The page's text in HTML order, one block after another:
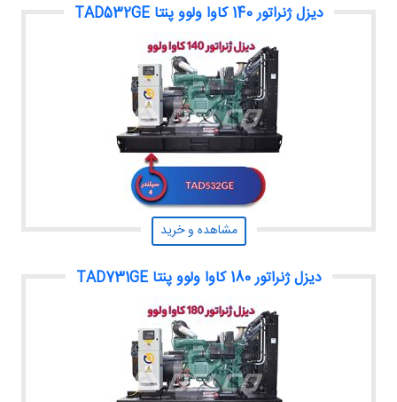
دیزل ژنراتور 140 کاوا ولوو پنتا TAD532GE
مشاهده و خرید
دیزل ژنراتور 180 کاوا ولوو پنتا TAD731GE